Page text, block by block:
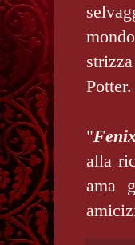
Potter.
"
alla
ama